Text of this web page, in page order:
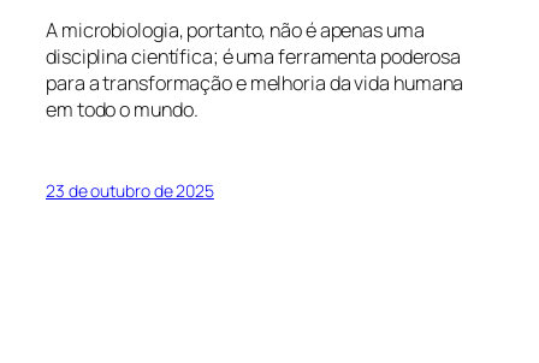
A microbiologia, portanto, não é apenas uma
disciplina científica; é uma ferramenta poderosa
para a transformação e melhoria da vida humana
em todo o mundo.
23 de outubro de 2025